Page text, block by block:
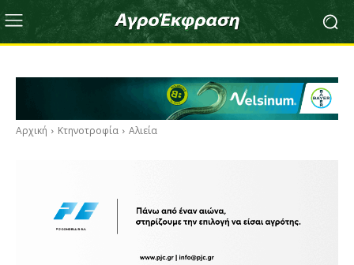
Αρχική Κτηνοτροφία Αλιεία